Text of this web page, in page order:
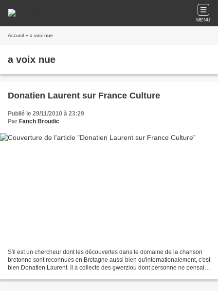
MENU
Accueil » a voix nue
a voix nue
Donatien Laurent sur France Culture
Publié le 29/11/2010 à 23:29
Par Fanch Broudic
S'il est un chercheur dont les découvertes dans le domaine de la chanson
bretonne sont reconnues en Bretagne aussi bien qu'internationalement, c'est
bien Donatien Laurent. Il a collecté des gwerziou dont personne ne pensait